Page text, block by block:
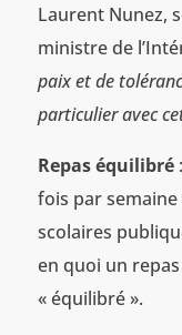
Laurent Nunez,
ministre de
paix et de
particulier avec
Repas équilibré
fois par
scolaires
en quoi un
« équilibré ».